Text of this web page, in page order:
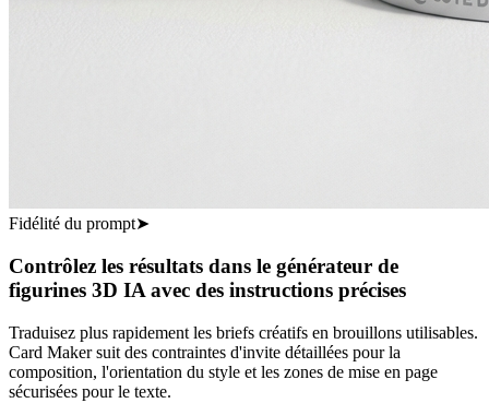
Fidélité du prompt➤
Contrôlez les résultats dans le générateur de
figurines 3D IA avec des instructions précises
Traduisez plus rapidement les briefs créatifs en brouillons utilisables.
Card Maker suit des contraintes d'invite détaillées pour la
composition, l'orientation du style et les zones de mise en page
sécurisées pour le texte.